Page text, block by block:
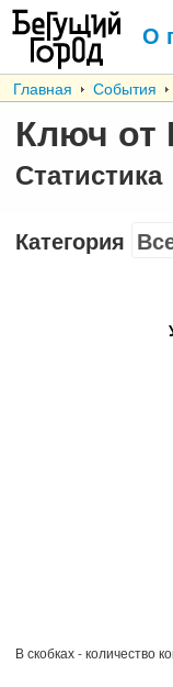
О
Главная События
Ключ от
Статистика
Категория
В скобках - количество